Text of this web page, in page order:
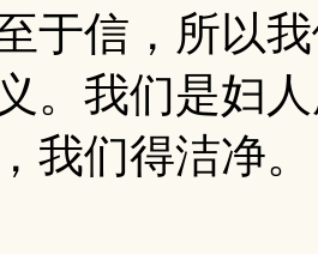
于信，所以
。我们是妇
我们得洁净。